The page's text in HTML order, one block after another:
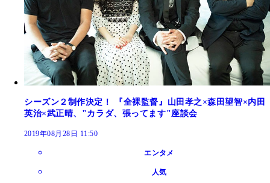
シーズン２制作決定！ 『全裸監督』山田孝之×森田望智×内田
英治×武正晴、"カラダ、張ってます"座談会
2019年08月28日 11:50
エンタメ
人気